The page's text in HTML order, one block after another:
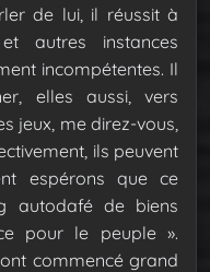
de lui, il réussit à
autres instances
incompétentes. Il
elles aussi, vers
jeux, me direz-vous,
ils peuvent
espérons que ce
autodafé de biens
pour le peuple ».
commencé grand